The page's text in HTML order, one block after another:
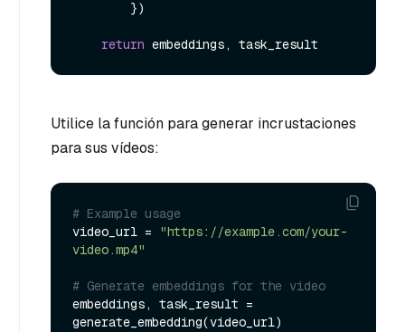
return
Utilice la función para generar incrustaciones
para sus vídeos:
# Example usage
video_url =
"https://example.com/your-
video.mp4"
# Generate embeddings for the video
embeddings, task_result =
generate_embedding(video_url)